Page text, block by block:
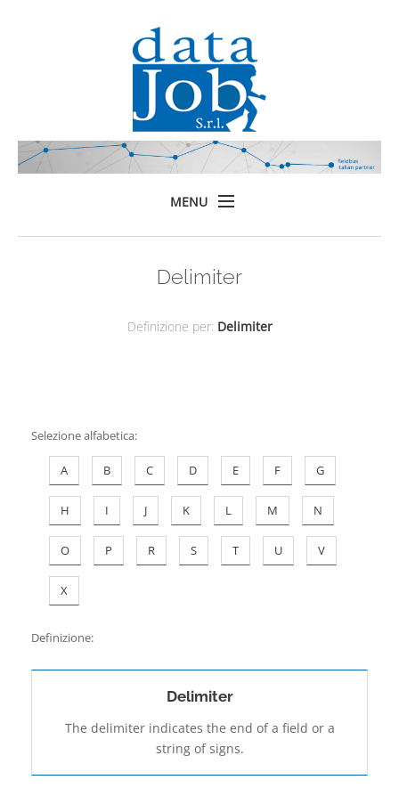
MENU
Delimiter
Definizione per: Delimiter
Selezione alfabetica:
A B C D E F G
H I J K L M N
O P R S T U V
X
Definizione:
Delimiter
The delimiter indicates the end of a field or a
string of signs.